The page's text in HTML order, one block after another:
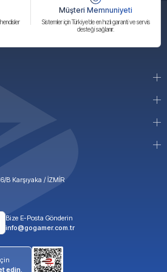
Müşteri Memnuniyeti
Sistemler için Türkiye’de en hızlı garanti ve servis
desteği sağlanır.
B Karşıyaka / İZMİR
Bize E-Posta Gönderin
info@gogamer.com.tr
edin.